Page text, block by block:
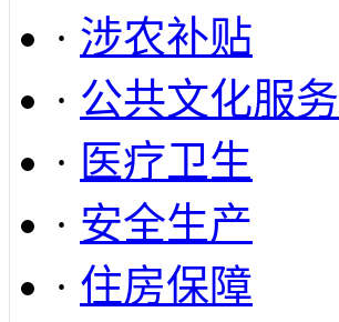
· 涉农补贴
· 公共文化服务
· 医疗卫生
· 安全生产
· 住房保障